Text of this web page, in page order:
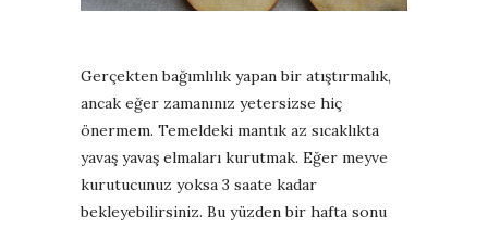
Gerçekten bağımlılık yapan bir atıştırmalık,
ancak eğer zamanınız yetersizse hiç
önermem. Temeldeki mantık az sıcaklıkta
yavaş yavaş elmaları kurutmak. Eğer meyve
kurutucunuz yoksa 3 saate kadar
bekleyebilirsiniz. Bu yüzden bir hafta sonu